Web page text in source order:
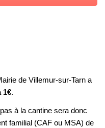
de Villemur-sur-Tarn a
1€.
à la cantine sera donc
familial (CAF ou MSA) de